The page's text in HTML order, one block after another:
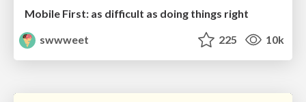
Mobile First: as difficult as doing things right
swwweet
225 10k